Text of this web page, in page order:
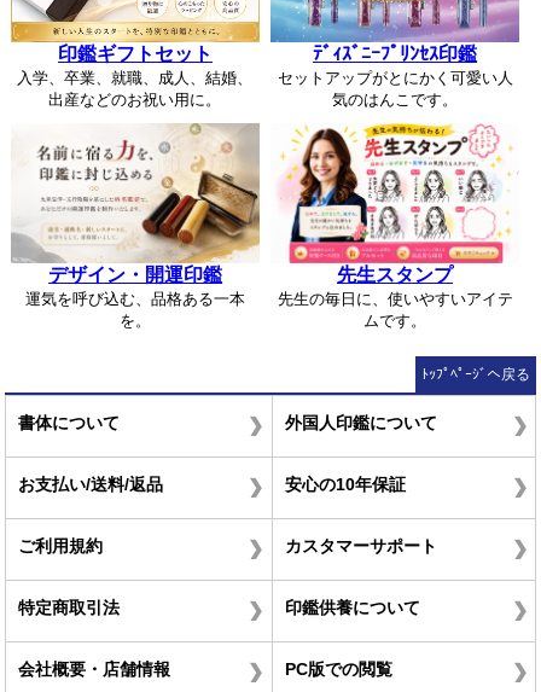
印鑑ギフトセット
入学、卒業、就職、成人、結婚、
出産などのお祝い用に。
ﾃﾞｨｽﾞﾆｰﾌﾟﾘﾝｾｽ印鑑
セットアップがとにかく可愛い人
気のはんこです。
デザイン・開運印鑑
運気を呼び込む、品格ある一本
を。
先生スタンプ
先生の毎日に、使いやすいアイテ
ムです。
ﾄｯﾌﾟﾍﾟｰｼﾞへ戻る
書体について 外国人印鑑について
お支払い/送料/返品 安心の10年保証
ご利用規約 カスタマーサポート
特定商取引法 印鑑供養について
会社概要・店舗情報 PC版での閲覧